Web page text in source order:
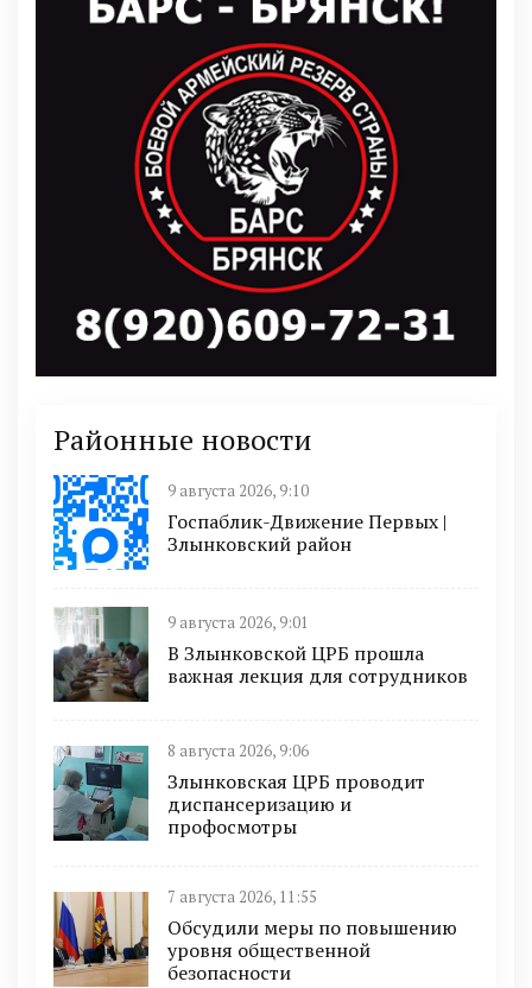
Районные новости
9 августа 2026, 9:10
Госпаблик-Движение Первых |
Злынковский район
9 августа 2026, 9:01
В Злынковской ЦРБ прошла
важная лекция для сотрудников
8 августа 2026, 9:06
Злынковская ЦРБ проводит
диспансеризацию и
профосмотры
7 августа 2026, 11:55
Обсудили меры по повышению
уровня общественной
безопасности